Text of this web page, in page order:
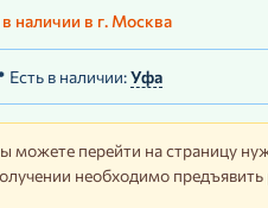
наличии в г. Москва
Есть в наличии:Уфа
можете перейти на страницу
необходимо предъявить